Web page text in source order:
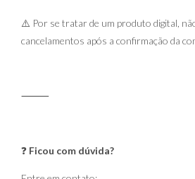
⚠️ Por se tratar de um produto digital,
cancelamentos após a confirmação da
⸻
❓ Ficou com dúvida?